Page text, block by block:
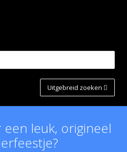
Uitgebreid zoeken
een leuk, origineel